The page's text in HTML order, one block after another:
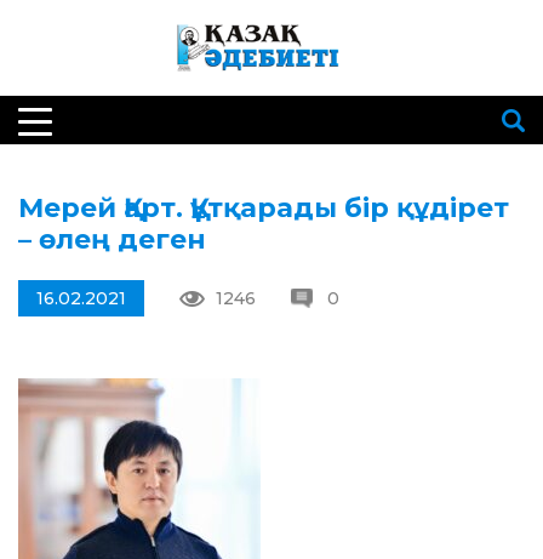
Мерей Қарт. Құтқарады бір құдірет
– өлең деген
16.02.2021 1246 0